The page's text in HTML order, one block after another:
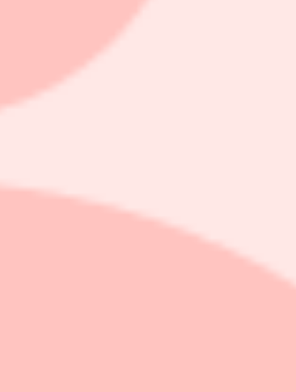
Något som sätter press på Riksbanken att
talet för att hitta en inflation på motsvarande